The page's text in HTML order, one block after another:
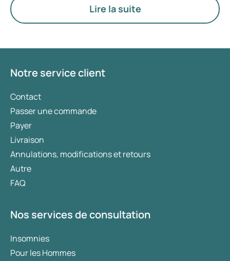
exactement comment l’alcool produit cet effet, il
existe des moyens efficaces de lutter contre
Lire la suite
Notre service client
Contact
Passer une commande
Payer
Livraison
Annulations, modifications et retours
Autre
FAQ
Nos services de consultation
Insomnies
Pour les Hommes